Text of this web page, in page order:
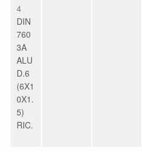
4
DIN
760
3A
ALU
D.6
(6X1
0X1.
5)
RIC.